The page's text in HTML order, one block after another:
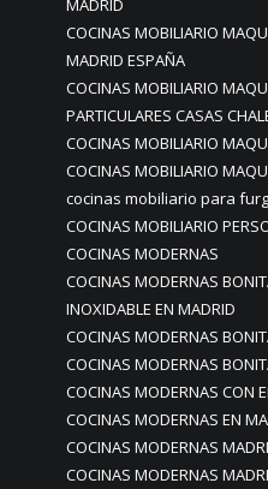
COCINAS MOBILIARIO
MADRID ESPAÑA
COCINAS MOBILIARIO
PARTICULARES CASAS
COCINAS MOBILIARIO
COCINAS MOBILIARIO
cocinas mobiliario para
COCINAS MOBILIARIO
COCINAS MODERNAS
COCINAS MODERNAS
INOXIDABLE EN MADRID
COCINAS MODERNAS
COCINAS MODERNAS
COCINAS MODERNAS CON
COCINAS MODERNAS EN
COCINAS MODERNAS
COCINAS MODERNAS